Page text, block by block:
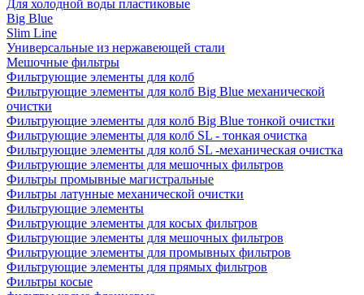
Для холодной воды пластиковые
Big Blue
Slim Line
Универсальные из нержавеющей стали
Мешочные фильтры
Фильтрующие элементы для колб
Фильтрующие элементы для колб Big Blue механической
очистки
Фильтрующие элементы для колб Big Blue тонкой очистки
Фильтрующие элементы для колб SL - тонкая очистка
Фильтрующие элементы для колб SL -механическая очистка
Фильтрующие элементы для мешочных фильтров
Фильтры промывные магистральные
Фильтры латунные механической очистки
Фильтрующие элементы
Фильтрующие элементы для косых фильтров
Фильтрующие элементы для мешочных фильтров
Фильтрующие элементы для промывных фильтров
Фильтрующие элементы для прямых фильтров
Фильтры косые